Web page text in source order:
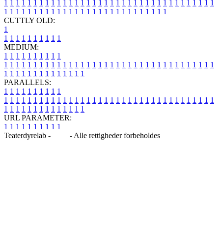
1 1 1 1 1 1 1 1 1 1 1 1 1 1 1 1 1 1 1 1 1 1 1 1 1 1 1 1 1 1 1 1 1 1 1 1
1 1 1 1 1 1 1 1 1 1 1 1 1 1 1 1 1 1 1 1 1 1 1 1 1 1 1 1
CUTTLY OLD:
1
1 1 1 1 1 1 1 1 1 1
MEDIUM:
1 1 1 1 1 1 1 1 1 1
1 1 1 1 1 1 1 1 1 1 1 1 1 1 1 1 1 1 1 1 1 1 1 1 1 1 1 1 1 1 1 1 1 1 1 1
1 1 1 1 1 1 1 1 1 1 1 1 1 1
PARALLELS:
1 1 1 1 1 1 1 1 1 1
1 1 1 1 1 1 1 1 1 1 1 1 1 1 1 1 1 1 1 1 1 1 1 1 1 1 1 1 1 1 1 1 1 1 1 1
1 1 1 1 1 1 1 1 1 1 1 1 1 1
URL PARAMETER:
1 1 1 1 1 1 1 1 1 1
Teaterdyrelab -
- Alle rettigheder forbeholdes